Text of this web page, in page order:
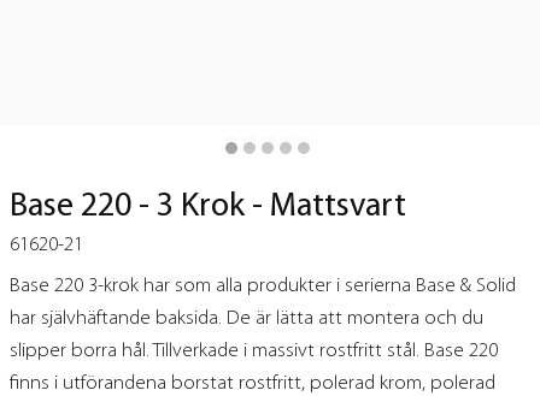
Base 220 - 3 Krok - Mattsvart
61620-21
Base 220 3-krok har som alla produkter i serierna Base & Solid
har självhäftande baksida. De är lätta att montera och du
slipper borra hål. Tillverkade i massivt rostfritt stål. Base 220
finns i utförandena borstat rostfritt, polerad krom, polerad